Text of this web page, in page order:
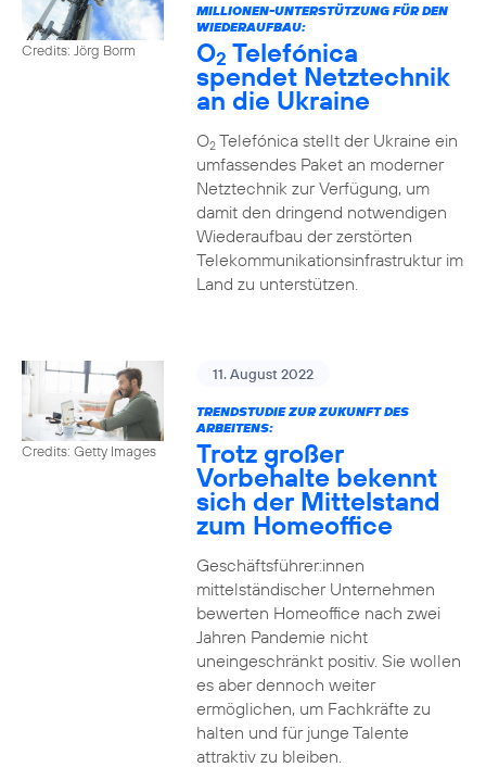
Credits: Jörg Borm
MILLIONEN-UNTERSTÜTZUNG FÜR DEN
WIEDERAUFBAU:
O2 Telefónica
spendet Netztechnik
an die Ukraine
O2Telefónica stellt der Ukraine ein
umfassendes Paket an moderner
Netztechnik zur Verfügung, um
damit den dringend notwendigen
Wiederaufbau der zerstörten
Telekommunikationsinfrastruktur im
Land zu unterstützen.
Credits: Getty Images
11. August 2022
TRENDSTUDIE ZUR ZUKUNFT DES
ARBEITENS:
Trotz großer
Vorbehalte bekennt
sich der Mittelstand
zum Homeoffice
Geschäftsführer:innen
mittelständischer Unternehmen
bewerten Homeoffice nach zwei
Jahren Pandemie nicht
uneingeschränkt positiv. Sie wollen
es aber dennoch weiter
ermöglichen, um Fachkräfte zu
halten und für junge Talente
attraktiv zu bleiben.